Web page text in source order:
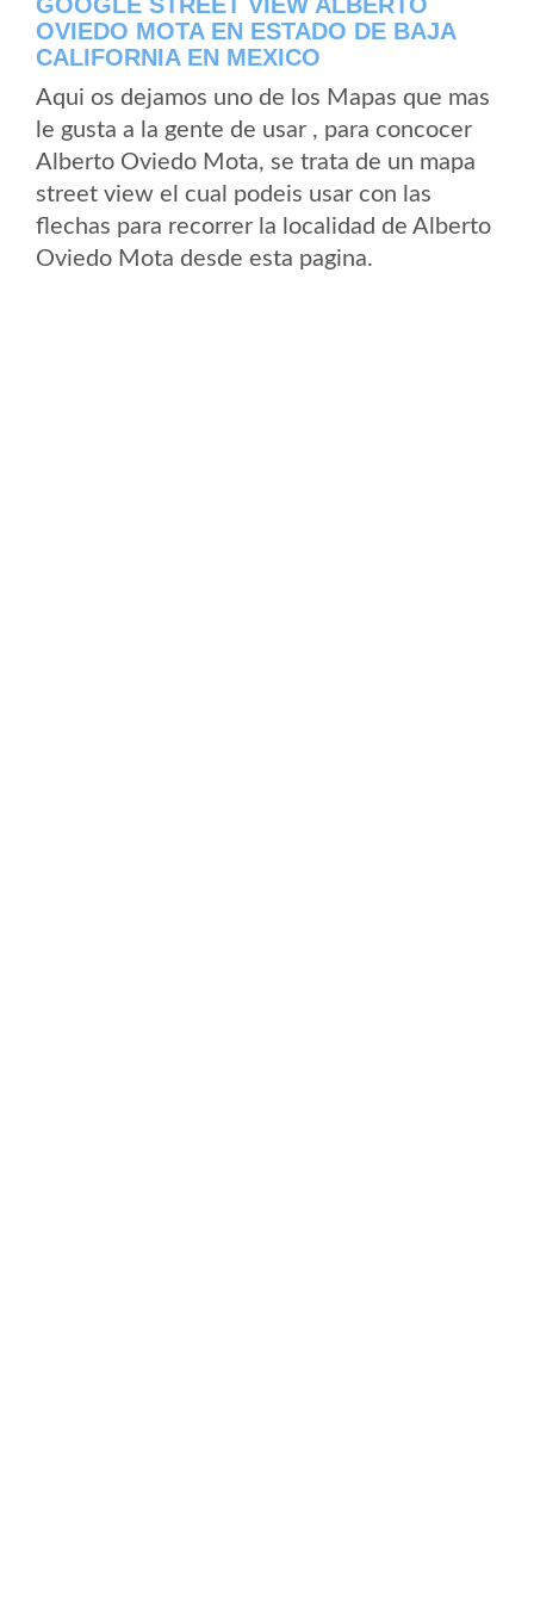
OVIEDO MOTA EN ESTADO DE BAJA
CALIFORNIA EN MEXICO
Aqui os dejamos uno de los Mapas que mas
le gusta a la gente de usar , para concocer
Alberto Oviedo Mota, se trata de un mapa
street view el cual podeis usar con las
flechas para recorrer la localidad de Alberto
Oviedo Mota desde esta pagina.